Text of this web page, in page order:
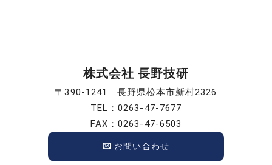
株式会社 長野技研
〒390-1241 長野県松本市新村2326
TEL：0263-47-7677
FAX：0263-47-6503
お問い合わせ